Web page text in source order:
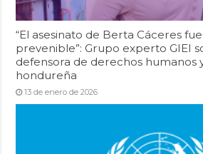
“El asesinato de Berta Cáceres
prevenible”: Grupo experto GIEI
defensora de derechos humanos
hondureña
13 de enero de 2026